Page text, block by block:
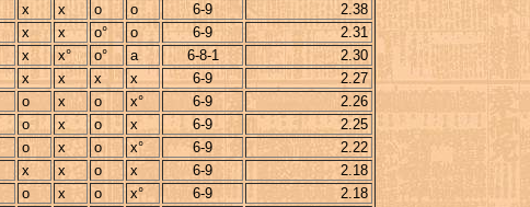
x x o o 6-9
2.38
x x o° o 6-9
2.31
x x° o° a 6-8-1
2.30
x x x x 6-9
2.27
o x o x° 6-9
2.26
o x o x 6-9
2.25
o x o x° 6-9
2.22
x x o x 6-9
2.18
o x o x° 6-9 2.18